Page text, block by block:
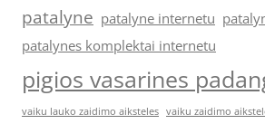
patalyne patalyne internetu
patalynes komplektai internetu
pigios vasarines
vaiku lauko zaidimo aiksteles vaiku zaidimo